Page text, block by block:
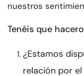
nuestros
Tenéis que
¿Estamos
relación por